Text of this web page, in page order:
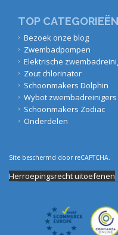
TOP CATEGORIEËN
Bezoek onze blog
Zwembadpompen
Elektrische
Zout chlorinator
Schoonmakers Dolphin
Wybot zwembadreinigers
Schoonmakers Zodiac
Onderdelen
Site beschermd door reCAPTCHA.
Herroepingsrecht uitoefenen